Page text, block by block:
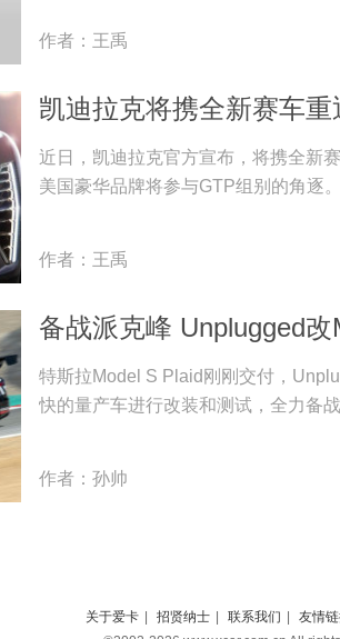
作者：王禹
凯迪拉克将携全新赛车
近日，凯迪拉克官方宣布，将携全新
美国豪华品牌将参与GTP组别的角逐。
作者：王禹
备战派克峰 Unplugged
特斯拉Model S Plaid刚刚交付，
快的量产车进行改装和测试，全力备
作者：孙帅
关于爱卡 招贤纳士 联系我们 友情